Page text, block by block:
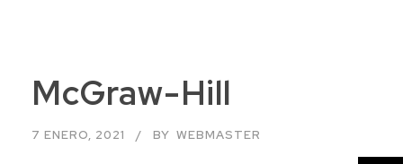
McGraw-Hill
7 ENERO, 2021 BY WEBMASTER